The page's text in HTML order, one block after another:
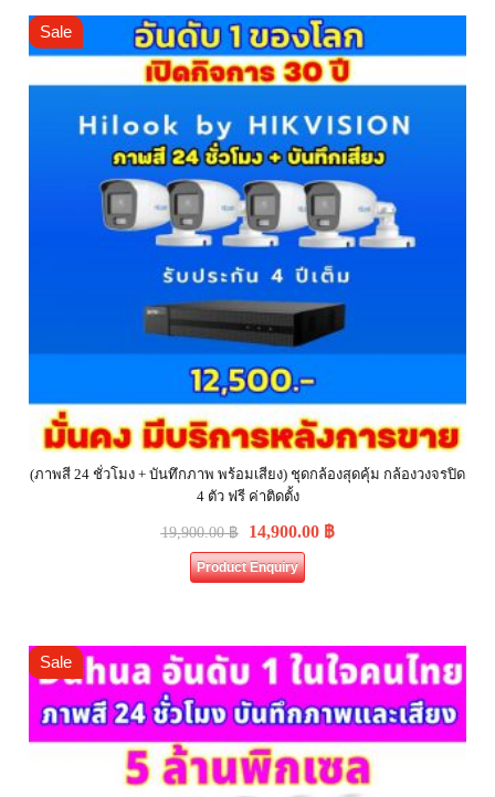
Sale
(ภาพสี 24 ชั่วโมง + บันทึกภาพ พร้อมเสียง) ชุดกล้องสุดคุ้ม กล้องวงจรปิด
4 ตัว ฟรี ค่าติดตั้ง
19,900.00฿ 14,900.00 ฿
Product Enquiry
Sale